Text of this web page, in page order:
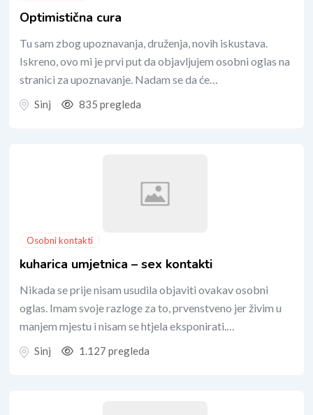
Optimistična cura
Tu sam zbog upoznavanja, druženja, novih iskustava.
Iskreno, ovo mi je prvi put da objavljujem osobni oglas na
stranici za upoznavanje. Nadam se da će…
Sinj 835 pregleda
Osobni kontakti
kuharica umjetnica – sex kontakti
Nikada se prije nisam usudila objaviti ovakav osobni
oglas. Imam svoje razloge za to, prvenstveno jer živim u
manjem mjestu i nisam se htjela eksponirati.…
Sinj 1.127 pregleda